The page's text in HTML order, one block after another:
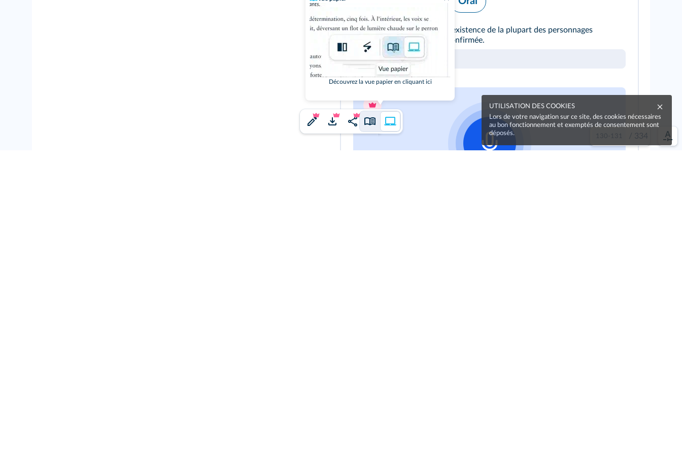
/ 334
Découvrez la vue papier en cliquant ici
À l'oral, explique pourquoi l'existence de la plupart des personnages
bibliques ne peut pas être confirmée.
UTILISATION DES COOKIES
Lors de votre navigation sur ce site, des cookies nécessaires
au bon fonctionnement et exemptés de consentement sont
déposés.